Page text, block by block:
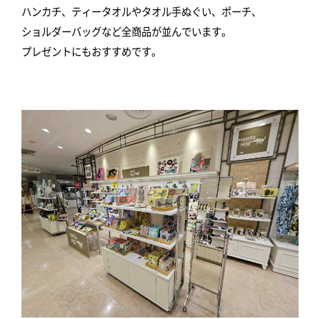
ハンカチ、ティータオルやタオル手ぬぐい、ポーチ、
ショルダーバッグなど全商品が並んでいます。
プレゼントにもおすすめです。